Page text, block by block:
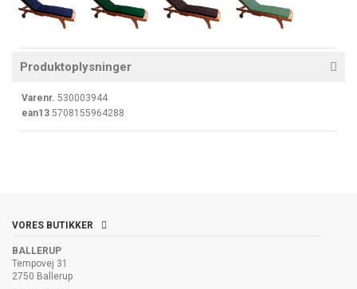
Produktoplysninger
Varenr. 530003944
ean13 5708155964288
VORES BUTIKKER
BALLERUP
Tempovej 31
2750 Ballerup